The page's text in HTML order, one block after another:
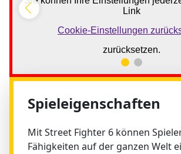
Spieleigenschaften
Mit Street Fighter 6 können
Fähigkeiten auf der ganzen Welt